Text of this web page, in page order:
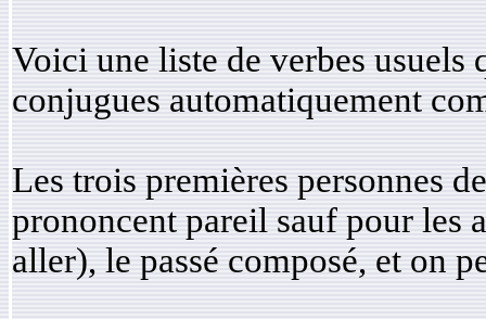
Voici une liste de verbes usuels
conjugues automatiquement
Les trois premières personnes
prononcent pareil sauf pour les
aller), le passé composé, et on